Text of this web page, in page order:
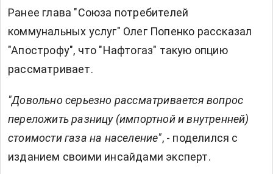
Ранее глава "Союза потребителей
коммунальных услуг" Олег Попенко рассказал
"Апострофу", что "Нафтогаз" такую опцию
рассматривает.
"Довольно серьезно рассматривается вопрос
переложить разницу (импортной и внутренней)
стоимости газа на население", - поделился с
изданием своими инсайдами эксперт.